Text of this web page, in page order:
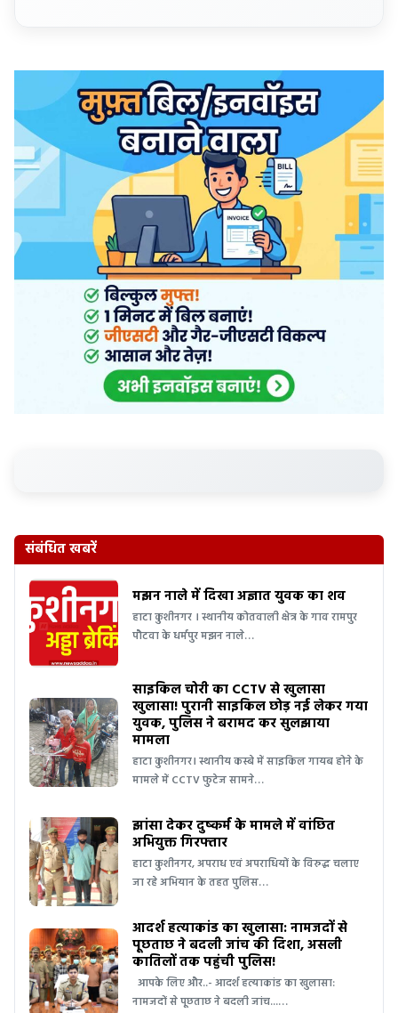
संबंधित खबरें
मझन नाले में दिखा अज्ञात युवक का शव
हाटा कुशीनगर । स्थानीय कोतवाली क्षेत्र के गाव रामपुर
पौटवा के धर्मपुर मझन नाले…
साइकिल चोरी का CCTV से खुलासा
खुलासा! पुरानी साइकिल छोड़ नई लेकर गया
युवक, पुलिस ने बरामद कर सुलझाया
मामला
हाटा कुशीनगर। स्थानीय कस्बे में साइकिल गायब होने के
मामले में CCTV फुटेज सामने…
झांसा देकर दुष्कर्म के मामले में वांछित
अभियुक्त गिरफ्तार
हाटा कुशीनगर, अपराध एवं अपराधियों के विरुद्ध चलाए
जा रहे अभियान के तहत पुलिस…
आदर्श हत्याकांड का खुलासा: नामजदों से
पूछताछ ने बदली जांच की दिशा, असली
कातिलों तक पहुंची पुलिस!
आपके लिए और..- आदर्श हत्याकांड का खुलासा:
नामजदों से पूछताछ ने बदली जांच...…